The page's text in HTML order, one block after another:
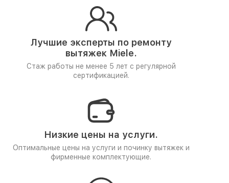
Лучшие эксперты по ремонту
вытяжек Miele.
Стаж работы не менее 5 лет с регулярной
сертификацией.
Низкие цены на услуги.
Оптимальные цены на услуги и починку вытяжек и
фирменные комплектующие.